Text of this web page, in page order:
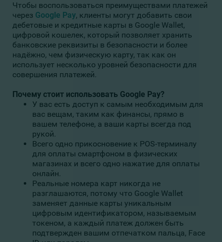
Чтобы воспользоваться преимуществами платежей
через Google Pay, клиенты могут добавить свои
дебетовые и кредитные карты в Google Wallet,
цифровой кошелек, который позволяет хранить
банковские реквизиты в безопасности и более
надёжно, чем физическую карту, так как он
использует несколько уровней безопасности для
совершения платежей.
Почему стоит использовать Google Pay?
У вас есть доступ к самым необходимым для
вас вещам, таким как финансы, прямо в
вашем телефоне, а ваши карты всегда под
рукой.
Всего одно прикосновение к POS-терминалу
для оплаты смартфоном в физических
магазинах и всего одно нажатие для оплаты
онлайн.
Реальные номера карт никогда не
разглашаются, потому что Google Wallet
заменяет данные карты уникальным
цифровым идентификатором, называемым
токеном, а каждый платеж должен быть
подтвержден вашим отпечатком пальца, Face